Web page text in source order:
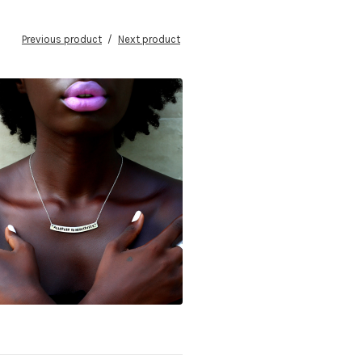
Previous product Next product